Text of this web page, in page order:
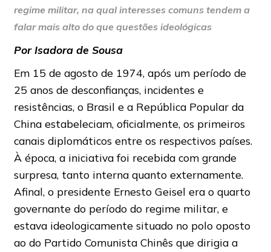
regime militar, na qual interesses comuns tendem a
falar mais alto do que questões ideológicas
Por Isadora de Sousa
Em 15 de agosto de 1974, após um período de
25 anos de desconfianças, incidentes e
resistências, o Brasil e a República Popular da
China estabeleciam, oficialmente, os primeiros
canais diplomáticos entre os respectivos países.
À época, a iniciativa foi recebida com grande
surpresa, tanto interna quanto externamente.
Afinal, o presidente Ernesto Geisel era o quarto
governante do período do regime militar, e
estava ideologicamente situado no polo oposto
ao do Partido Comunista Chinês que dirigia a